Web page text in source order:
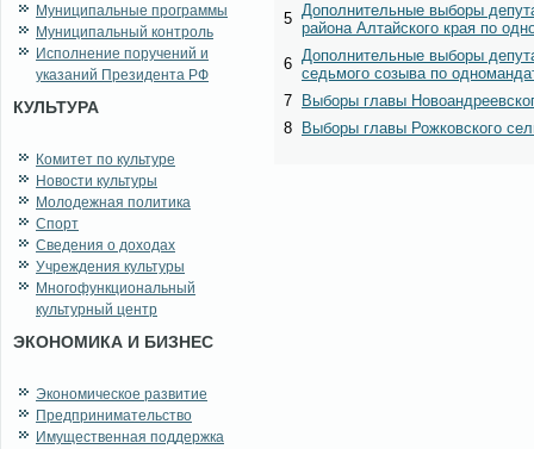
Муниципальные программы
Муниципальный контроль
Исполнение поручений и
указаний Президента РФ
КУЛЬТУРА
Комитет по культуре
Новости культуры
Молодежная политика
Спорт
Сведения о доходах
Учреждения культуры
Многофункциональный
культурный центр
ЭКОНОМИКА И БИЗНЕС
Экономическое развитие
Предпринимательство
Имущественная поддержка
5 Дополнительные выборы
района Алтайского края по
6 Дополнительные выборы
седьмого созыва по
7
Выборы главы
8
Выборы главы Рожковского